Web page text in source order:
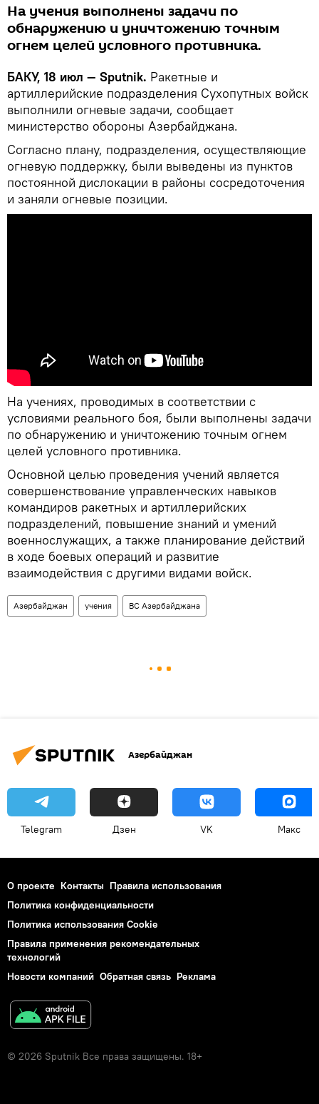
На учения выполнены задачи по
обнаружению и уничтожению точным
огнем целей условного противника.
БАКУ, 18 июл — Sputnik. Ракетные и
артиллерийские подразделения Сухопутных войск
выполнили огневые задачи, сообщает
министерство обороны Азербайджана.
Согласно плану, подразделения, осуществляющие
огневую поддержку, были выведены из пунктов
постоянной дислокации в районы сосредоточения
и заняли огневые позиции.
На учениях, проводимых в соответствии с
условиями реального боя, были выполнены задачи
по обнаружению и уничтожению точным огнем
целей условного противника.
Основной целью проведения учений является
совершенствование управленческих навыков
командиров ракетных и артиллерийских
подразделений, повышение знаний и умений
военнослужащих, а также планирование действий
в ходе боевых операций и развитие
взаимодействия с другими видами войск.
Азербайджан учения ВС Азербайджана
Азербайджан
Telegram Дзен VK Макс
О проекте Контакты Правила использования
Политика конфиденциальности
Политика использования Cookie
Правила применения рекомендательных
технологий
Новости компаний Обратная связь Реклама
© 2026 Sputnik Все права защищены. 18+